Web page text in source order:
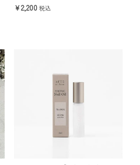
2,200 税込